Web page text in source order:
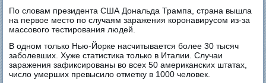
По словам президента США Дональда Трампа, страна вышла
на первое место по случаям заражения коронавирусом из-за
массового тестирования людей.
В одном только Нью-Йорке насчитывается более 30 тысяч
заболевших. Хуже статистика только в Италии. Случаи
заражения зафиксированы во всех 50 американских штатах,
число умерших превысило отметку в 1000 человек.